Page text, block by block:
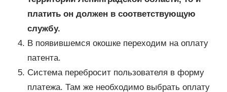
платить он должен в соответствующую
службу.
В появившемся окошке переходим на оплату
патента.
Система перебросит пользователя в форму
платежа. Там же необходимо выбрать оплату